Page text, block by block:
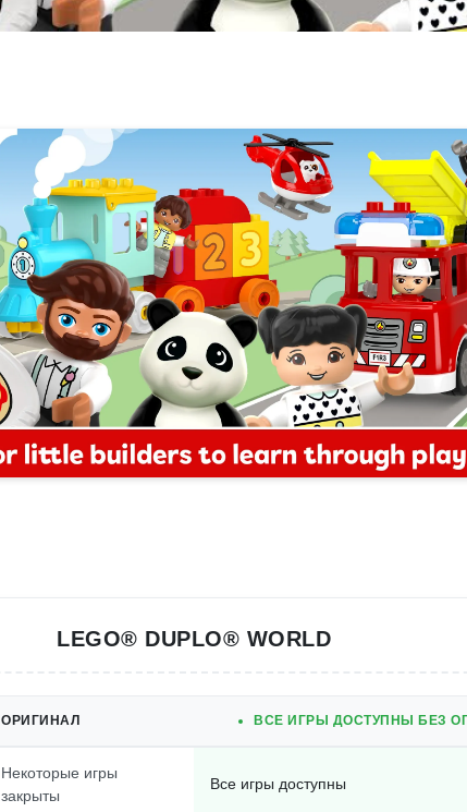
LEGO® DUPLO® WORLD
ОРИГИНАЛ ВСЕ ИГРЫ ДОСТУПНЫ БЕЗ
Некоторые игры
закрыты
Все игры доступны